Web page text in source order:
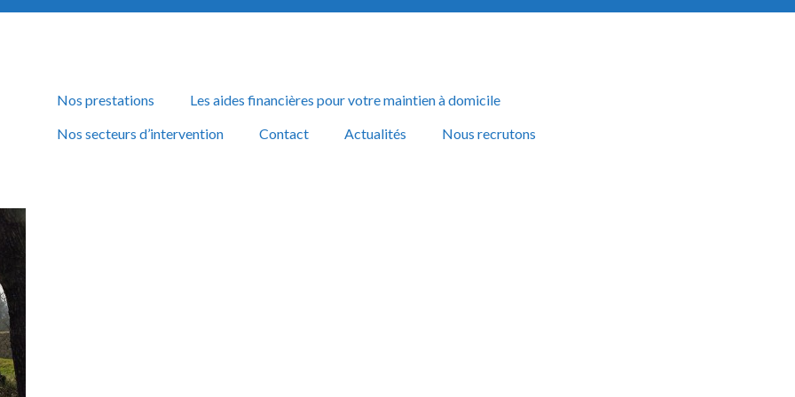
Nos prestations
Les aides financières pour votre maintien à domicile
Nos secteurs d’intervention
Contact Actualités Nous recrutons